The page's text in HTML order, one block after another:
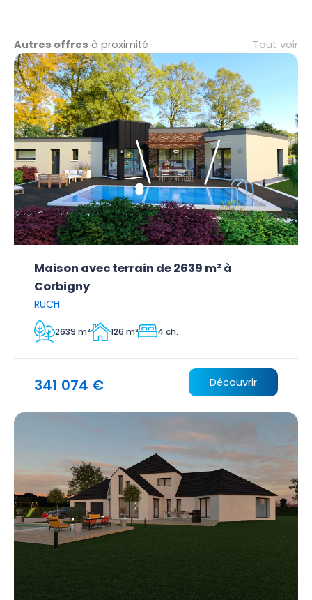
Autres offres à proximité Tout voir
Maison avec terrain de 2639 m² à
Corbigny
RUCH
2639 m² 126 m² 4 ch.
341 074 € Découvrir